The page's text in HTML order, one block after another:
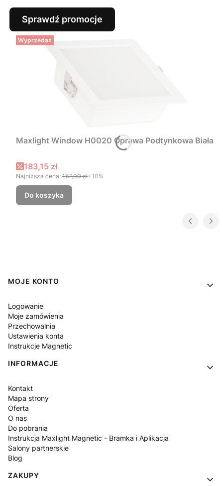
Sprawdź promocje
Wyprzedaż
Maxlight Window H0020 Oprawa Podtynkowa Biała
Cena promocyjna
183,15 zł
Najniższa cena: 167,00 zł+10%
Do koszyka
Linki w stopce
MOJE KONTO
Logowanie
Moje zamówienia
Przechowalnia
Ustawienia konta
Instrukcje Magnetic
INFORMACJE
Kontakt
Mapa strony
Oferta
O nas
Do pobrania
Instrukcja Maxlight Magnetic - Bramka i Aplikacja
Salony partnerskie
Blog
ZAKUPY